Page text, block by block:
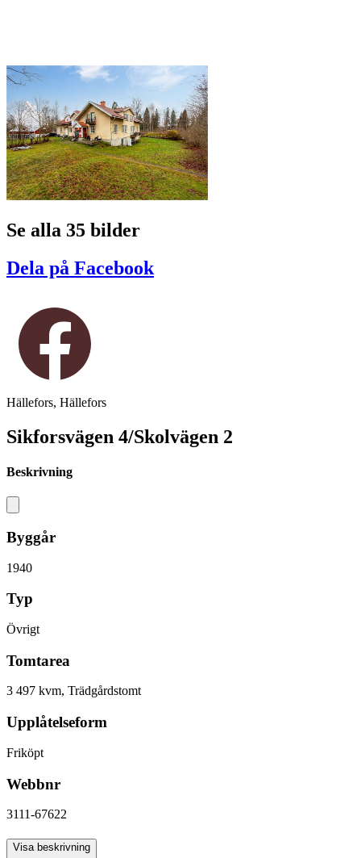
Se alla 35 bilder
Dela på Facebook
Hällefors, Hällefors
Sikforsvägen 4/Skolvägen 2
Beskrivning
Byggår
1940
Typ
Övrigt
Tomtarea
3 497 kvm, Trädgårdstomt
Upplåtelseform
Friköpt
Webbnr
3111-67622
Antal rum
Visa beskrivning